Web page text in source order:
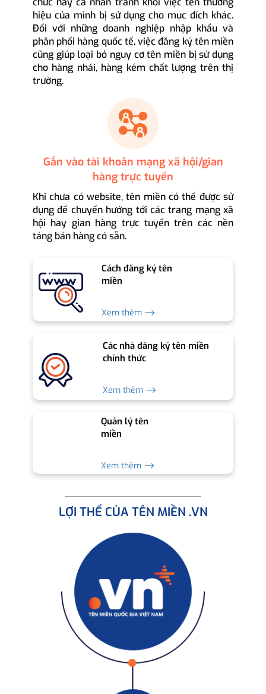
hiệu của mình bị sử dụng cho mục đích khác.
Đối với những doanh nghiệp nhập khẩu và
phân phối hàng quốc tế, việc đăng ký tên miền
cũng giúp loại bỏ nguy cơ tên miền bị sử dụng
cho hàng nhái, hàng kém chất lượng trên thị
trường.
Gắn vào tài khoản mạng xã hội/gian
hàng trực tuyến
Khi chưa có website, tên miền có thể được sử
dụng để chuyển hướng tới các trang mạng xã
hội hay gian hàng trực tuyến trên các nền
tảng bán hàng có sẵn.
Cách đăng ký tên
miền
Xem thêm ⟶
Các nhà đăng ký tên miền
chính thức
Xem thêm ⟶
Quản lý tên
miền
Xem thêm ⟶
LỢI THẾ CỦA TÊN MIỀN .VN